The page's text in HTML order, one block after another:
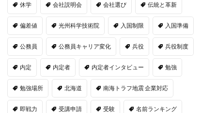
休学 会社説明会 会社選び 伝統と革新
偏差値 光州科学技術院 入国制限 入国準備
公務員 公務員キャリア変化 兵役 兵役制度
内定 内定者 内定者インタビュー 勉強
勉強場所 北海道 南海トラフ地震 企業対応
即戦力 受講申請 受験 名前ランキング